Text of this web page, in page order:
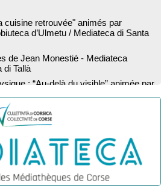
d’Ulmetu / Mediateca di Santa
di Tallà
- Médiathèque - Pitretu è
de Dominique Malberti Morin :
et aquarelles" - Mediateca
- Médiathèque - Pitretu è
enchantée "U Mondu ditu
de Conteurs - Currà